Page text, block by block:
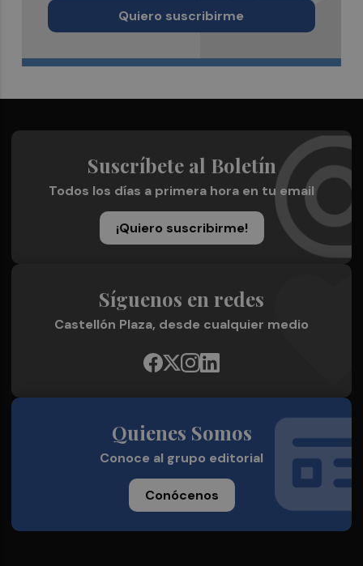
Quiero suscribirme
Suscríbete al Boletín
Todos los días a primera hora en tu email
¡Quiero suscribirme!
Síguenos en redes
Castellón Plaza, desde cualquier medio
Quienes Somos
Conoce al grupo editorial
Conócenos